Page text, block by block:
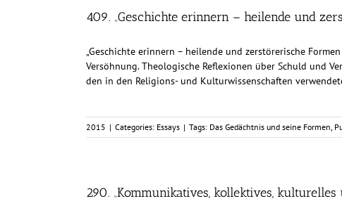
409. „Geschichte erinnern – heilende und
„Geschichte erinnern – heilende und zerstörerische
Versöhnung. Theologische Reflexionen über Schuld und
den in den Religions- und Kulturwissenschaften
2015 | Categories: Essays | Tags: Das Gedächtnis und seine Formen,
290. „Kommunikatives, kollektives, kulturelles